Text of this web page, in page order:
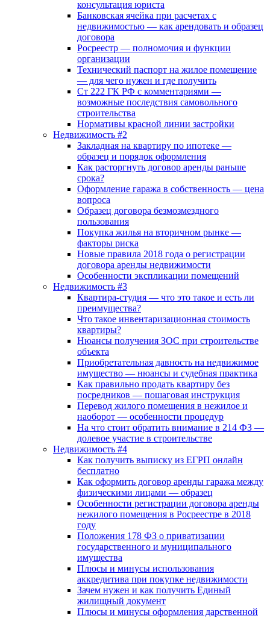
консультация юриста
Банковская ячейка при расчетах с
недвижимостью — как арендовать и образец
договора
Росреестр — полномочия и функции
организации
Технический паспорт на жилое помещение
— для чего нужен и где получить
Ст 222 ГК РФ с комментариями —
возможные последствия самовольного
строительства
Нормативы красной линии застройки
Недвижимость #2
Закладная на квартиру по ипотеке —
образец и порядок оформления
Как расторгнуть договор аренды раньше
срока?
Оформление гаража в собственность — цена
вопроса
Образец договора безмозмездного
пользования
Покупка жилья на вторичном рынке —
факторы риска
Новые правила 2018 года о регистрации
договора аренды недвижимости
Особенности экспликации помещений
Недвижимость #3
Квартира-студия — что это такое и есть ли
преимущества?
Что такое инвентаризационная стоимость
квартиры?
Нюансы получения ЗОС при строительстве
объекта
Приобретательная давность на недвижимое
имущество — нюансы и судебная практика
Как правильно продать квартиру без
посредников — пошаговая инструкция
Перевод жилого помещения в нежилое и
наоборот — особенности процедур
На что стоит обратить внимание в 214 ФЗ —
долевое участие в строительстве
Недвижимость #4
Как получить выписку из ЕГРП онлайн
бесплатно
Как оформить договор аренды гаража между
физическими лицами — образец
Особенности регистрации договора аренды
нежилого помещения в Росреестре в 2018
году
Положения 178 ФЗ о приватизации
государственного и муниципального
имущества
Плюсы и минусы использования
аккредитива при покупке недвижимости
Зачем нужен и как получить Единый
жилищный документ
Плюсы и минусы оформления дарственной